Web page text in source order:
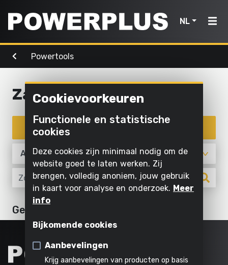
NL
Powertools
en boren
afkorten
Schuren
Slijpen
schoonmaken
Tuingereedschap
Buiten
Maaien
snoeien
Zagen
bewerken
Verhakselen
licht &
water
met
Opblazen
en laten
leeglopen
Powertools
Home
Producten
Powertools
Tuingereedschap
Lucht,
licht
&
water
Alle
producten
Inspiratie
My
Powerplus
Registreer
toestel
Zagen en afkorten
Tegelsnijder
Geen artikelen
Cookievoorkeuren
Functionele en statistische
cookies
Deze cookies zijn minimaal nodig om de
website goed te laten werken. Zij
brengen, volledig anoniem, jouw gebruik
in kaart voor analyse en onderzoek. Meer
info
Bijkomende cookies
Aanbevelingen
Krijg aanbevelingen van producten op basis